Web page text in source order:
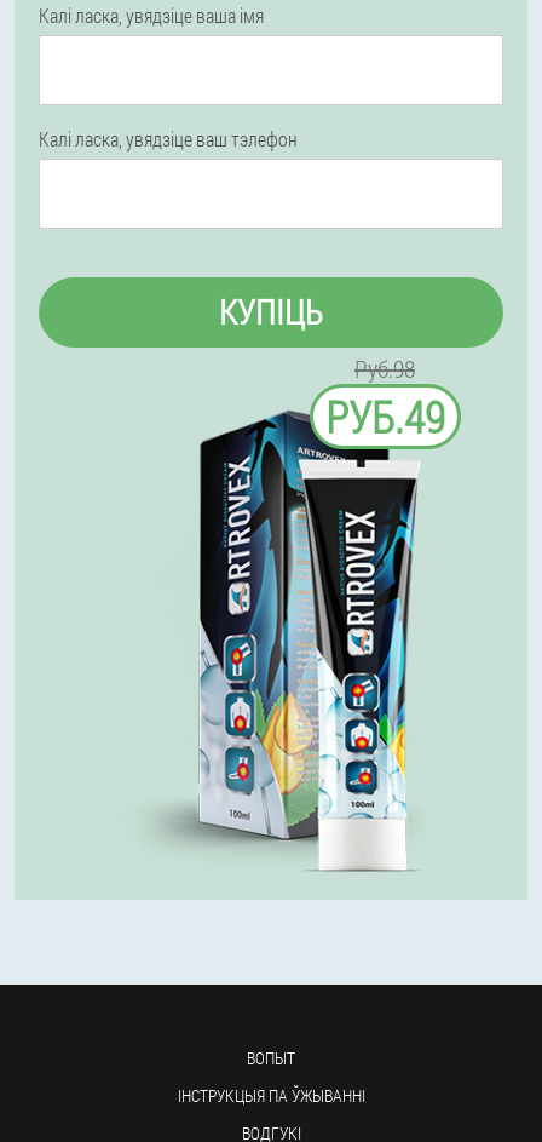
Калі ласка, увядзіце ваша імя
Калі ласка, увядзіце ваш тэлефон
КУПІЦЬ
Руб.98
РУБ.49
ВОПЫТ
ІНСТРУКЦЫЯ ПА ЎЖЫВАННІ
ВОДГУКІ